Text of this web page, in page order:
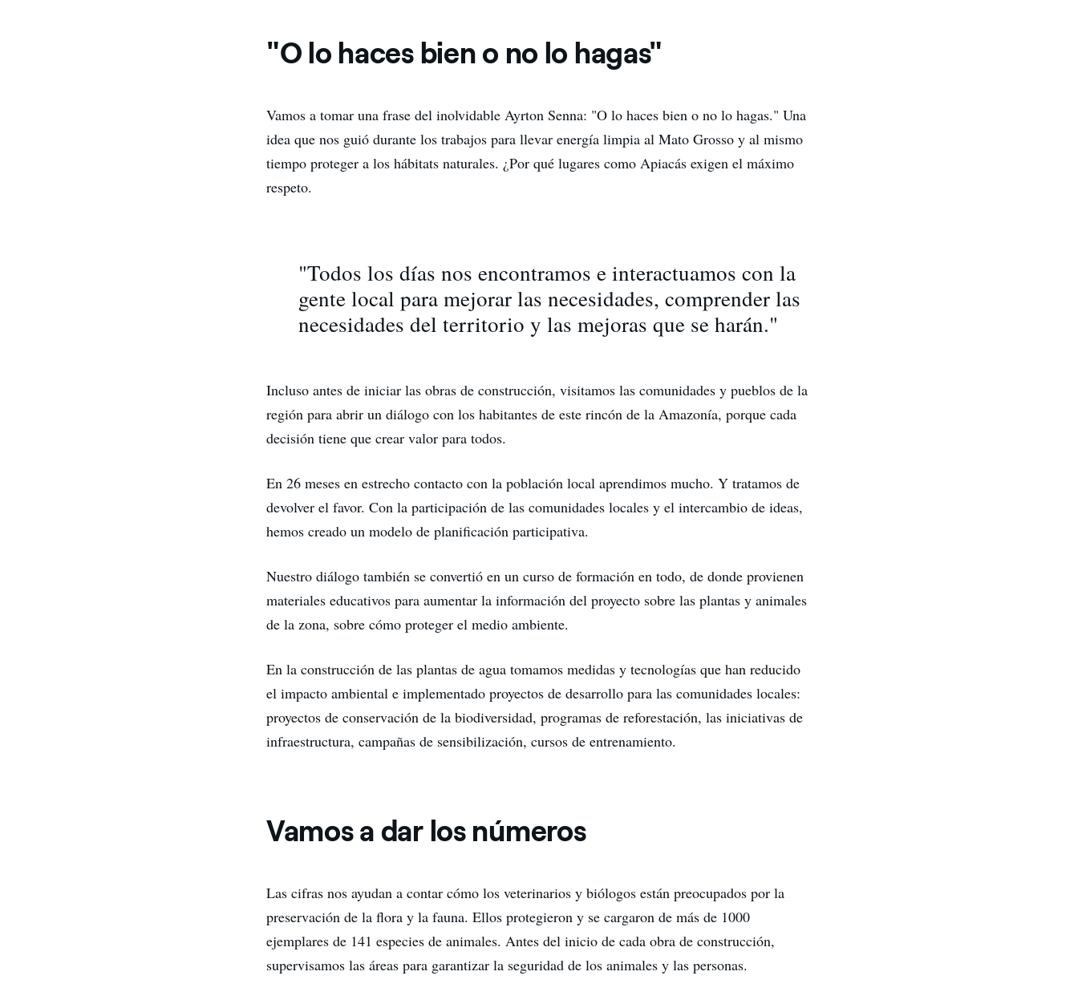
"O lo haces bien o no lo hagas"
Vamos a tomar una frase del inolvidable Ayrton Senna: "O lo haces bien o no lo hagas." Una
idea que nos guió durante los trabajos para llevar energía limpia al Mato Grosso y al mismo
tiempo proteger a los hábitats naturales. ¿Por qué lugares como Apiacás exigen el máximo
respeto.
"Todos los días nos encontramos e interactuamos con la
gente local para mejorar las necesidades, comprender las
necesidades del territorio y las mejoras que se harán."
Incluso antes de iniciar las obras de construcción, visitamos las comunidades y pueblos de la
región para abrir un diálogo con los habitantes de este rincón de la Amazonía, porque cada
decisión tiene que crear valor para todos.
En 26 meses en estrecho contacto con la población local aprendimos mucho. Y tratamos de
devolver el favor. Con la participación de las comunidades locales y el intercambio de ideas,
hemos creado un modelo de planificación participativa.
Nuestro diálogo también se convertió en un curso de formación en todo, de donde provienen
materiales educativos para aumentar la información del proyecto sobre las plantas y animales
de la zona, sobre cómo proteger el medio ambiente.
En la construcción de las plantas de agua tomamos medidas y tecnologías que han reducido
el impacto ambiental e implementado proyectos de desarrollo para las comunidades locales:
proyectos de conservación de la biodiversidad, programas de reforestación, las iniciativas de
infraestructura, campañas de sensibilización, cursos de entrenamiento.
Vamos a dar los números
Las cifras nos ayudan a contar cómo los veterinarios y biólogos están preocupados por la
preservación de la flora y la fauna. Ellos protegieron y se cargaron de más de 1000
ejemplares de 141 especies de animales. Antes del inicio de cada obra de construcción,
supervisamos las áreas para garantizar la seguridad de los animales y las personas.